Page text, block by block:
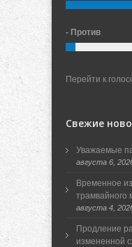
- Против
Перейти к
Свежие
Уважаемые
августа 6,
Временное
августа 4,
Продление
измененной